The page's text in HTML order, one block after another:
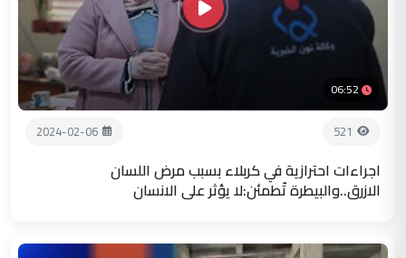
06:52
521
2024-02-06
اجراءات احترازية في كربلاء بسبب مرض اللسان
الازرق..والبيطرة تُطمئن:لا يؤثر على الانسان